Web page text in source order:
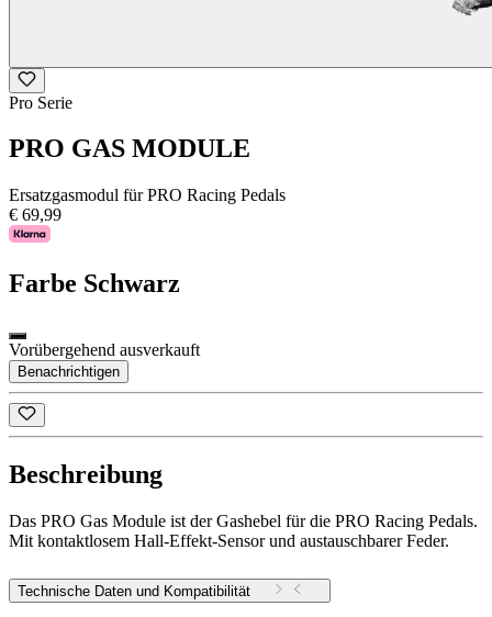
Pro Serie
PRO GAS MODULE
Ersatzgasmodul für PRO Racing Pedals
€ 69,99
Farbe Schwarz
Vorübergehend ausverkauft
Benachrichtigen
Beschreibung
Das PRO Gas Module ist der Gashebel für die PRO Racing Pedals.
Mit kontaktlosem Hall-Effekt-Sensor und austauschbarer Feder.
Technische Daten und Kompatibilität